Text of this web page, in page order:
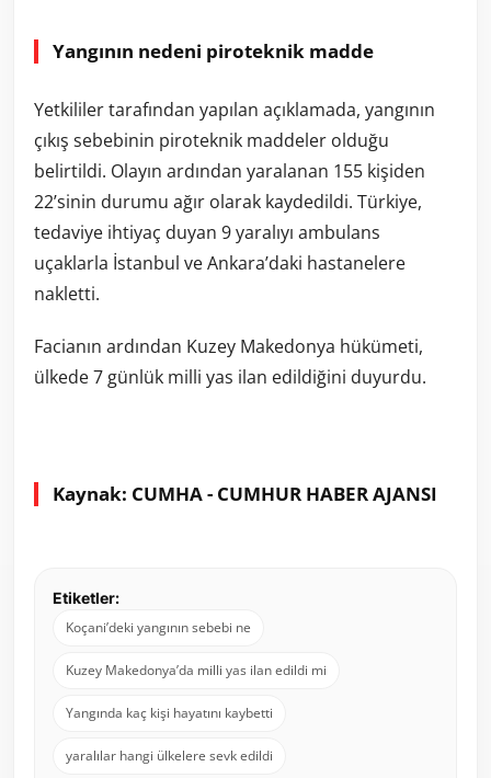
Yangının nedeni piroteknik madde
Yetkililer tarafından yapılan açıklamada, yangının
çıkış sebebinin piroteknik maddeler olduğu
belirtildi. Olayın ardından yaralanan 155 kişiden
22’sinin durumu ağır olarak kaydedildi. Türkiye,
tedaviye ihtiyaç duyan 9 yaralıyı ambulans
uçaklarla İstanbul ve Ankara’daki hastanelere
nakletti.
Facianın ardından Kuzey Makedonya hükümeti,
ülkede 7 günlük milli yas ilan edildiğini duyurdu.
Kaynak: CUMHA - CUMHUR HABER AJANSI
Etiketler:
Koçani’deki yangının sebebi ne
Kuzey Makedonya’da milli yas ilan edildi mi
Yangında kaç kişi hayatını kaybetti
yaralılar hangi ülkelere sevk edildi